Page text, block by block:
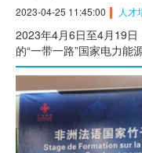
2023-04-25 11:45:00 人才
2023年4月6日至4月19
的“一带一路”国家电力能
举办。这是我所（中心
研修班共有来自孟加拉
桑比克、尼泊尔、卢旺
个国家的46位电力和能
加。研修班围绕能源开发
技术讲座、云参观考察